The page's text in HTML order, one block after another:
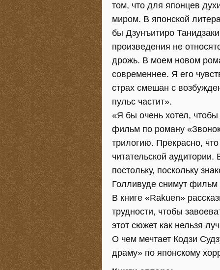
том, что для японцев
миром. В японской
бы Дзунъитиро
произведения не
дрожь. В моем новом
современнее. Я его
страх смешан с
пульс частит».
«Я бы очень хотел,
фильм по роману
трилогию. Прекрасно,
читательской
постольку, поскольку
Голливуде снимут фильм
В книге «Rakuen»
трудности, чтобы
этот сюжет как нельзя
О чем мечтает Кодзи
драму» по японскому